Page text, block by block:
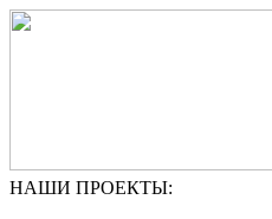
НАШИ ПРОЕКТЫ: